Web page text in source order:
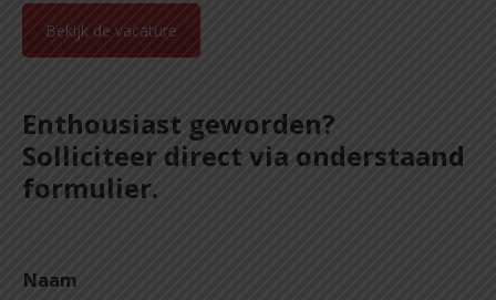
Bekijk de vacature
Enthousiast geworden?
Solliciteer direct via onderstaand
formulier.
e
Naam